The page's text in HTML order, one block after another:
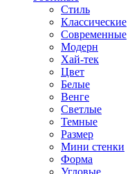
Стиль
Классические
Современные
Модерн
Хай-тек
Цвет
Белые
Венге
Светлые
Темные
Размер
Мини стенки
Форма
Угловые